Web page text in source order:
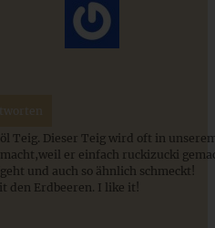
mit Streuseln
Teig. Dieser Teig wird oft in
er einfach ruckizucki
und auch so ähnlich schmeckt!
den Erdbeeren. I like it!